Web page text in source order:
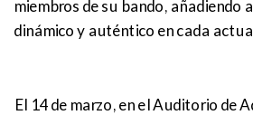
miembros de su bando, añadiendo
dinámico y auténtico en cada
El 14 de marzo, en el Auditorio de